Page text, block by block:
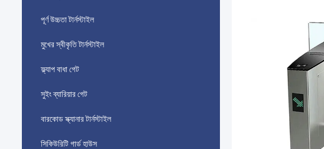
পূর্ণ উচ্চতা টার্নস্টাইল
মুখের স্বীকৃতি টার্নস্টাইল
ফ্ল্যাপ বাধা গেট
সুইং ব্যারিয়ার গেট
বারকোড স্ক্যানার টার্নস্টাইল
সিকিউরিটি গার্ড হাউস